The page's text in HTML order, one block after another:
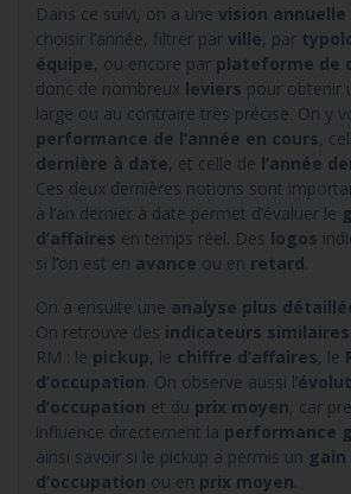
Dans ce suivi, on a une vision annuelle
choisir l’année, filtrer par ville, par
équipe, ou encore par plateforme de
donc de nombreux leviers pour obtenir
large ou au contraire très précise. On y
performance de l’année en cours,
dernière à date, et celle de l’année
Ces deux dernières notions sont
à l’an dernier à date permet d’évaluer le
d’affaires en temps réel. Des logos
si l’on est en avance ou en retard
On a ensuite une analyse plus
On retrouve des indicateurs similaires
RM : le pickup, le chiffre d’affaires, le
d’occupation . On observe aussi l’
d’occupation et du prix moyen, car
influence directement la performance
ainsi savoir si le pickup a permis un
d’occupation ou en prix moyen